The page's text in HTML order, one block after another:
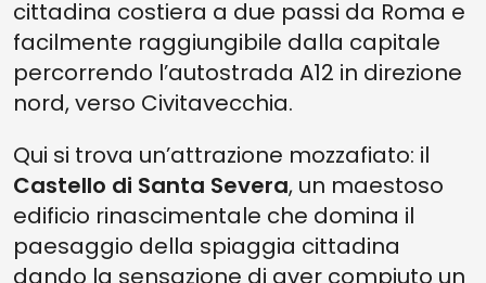
cittadina costiera a due passi da Roma e
facilmente raggiungibile dalla capitale
percorrendo l’autostrada A12 in direzione
nord, verso Civitavecchia.
Qui si trova un’attrazione mozzafiato: il
Castello di Santa Severa, un maestoso
edificio rinascimentale che domina il
paesaggio della spiaggia cittadina
dando la sensazione di aver compiuto un